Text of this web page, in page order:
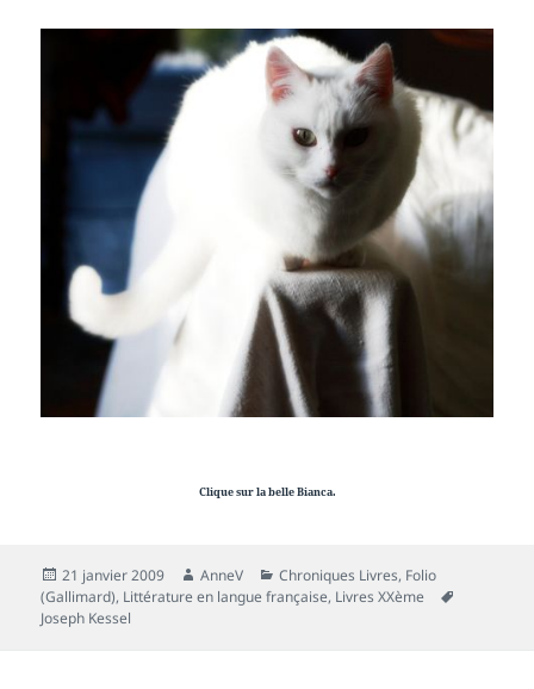
Clique sur la belle Bianca.
Publié
le
21 janvier 2009 Auteur
AnneV Catégories
Chroniques Livres, Folio
(Gallimard), Littérature en langue française, Livres XXème
Joseph Kessel